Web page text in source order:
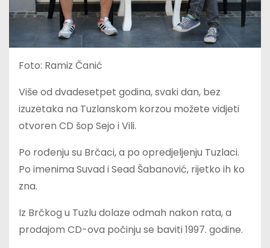
Foto: Ramiz Čanić
Više od dvadesetpet godina, svaki dan, bez
izuzetaka na Tuzlanskom korzou možete vidjeti
otvoren CD šop Sejo i Vili.
Po rođenju su Brčaci, a po opredjeljenju Tuzlaci.
Po imenima Suvad i Sead Šabanović, rijetko ih ko
zna.
Iz Brčkog u Tuzlu dolaze odmah nakon rata, a
prodajom CD-ova počinju se baviti 1997. godine.